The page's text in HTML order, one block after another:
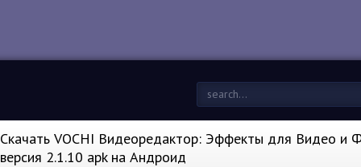
Скачать VOCHI Видеоредактор: Эффекты для Видео и
версия 2.1.10 apk на Андроид